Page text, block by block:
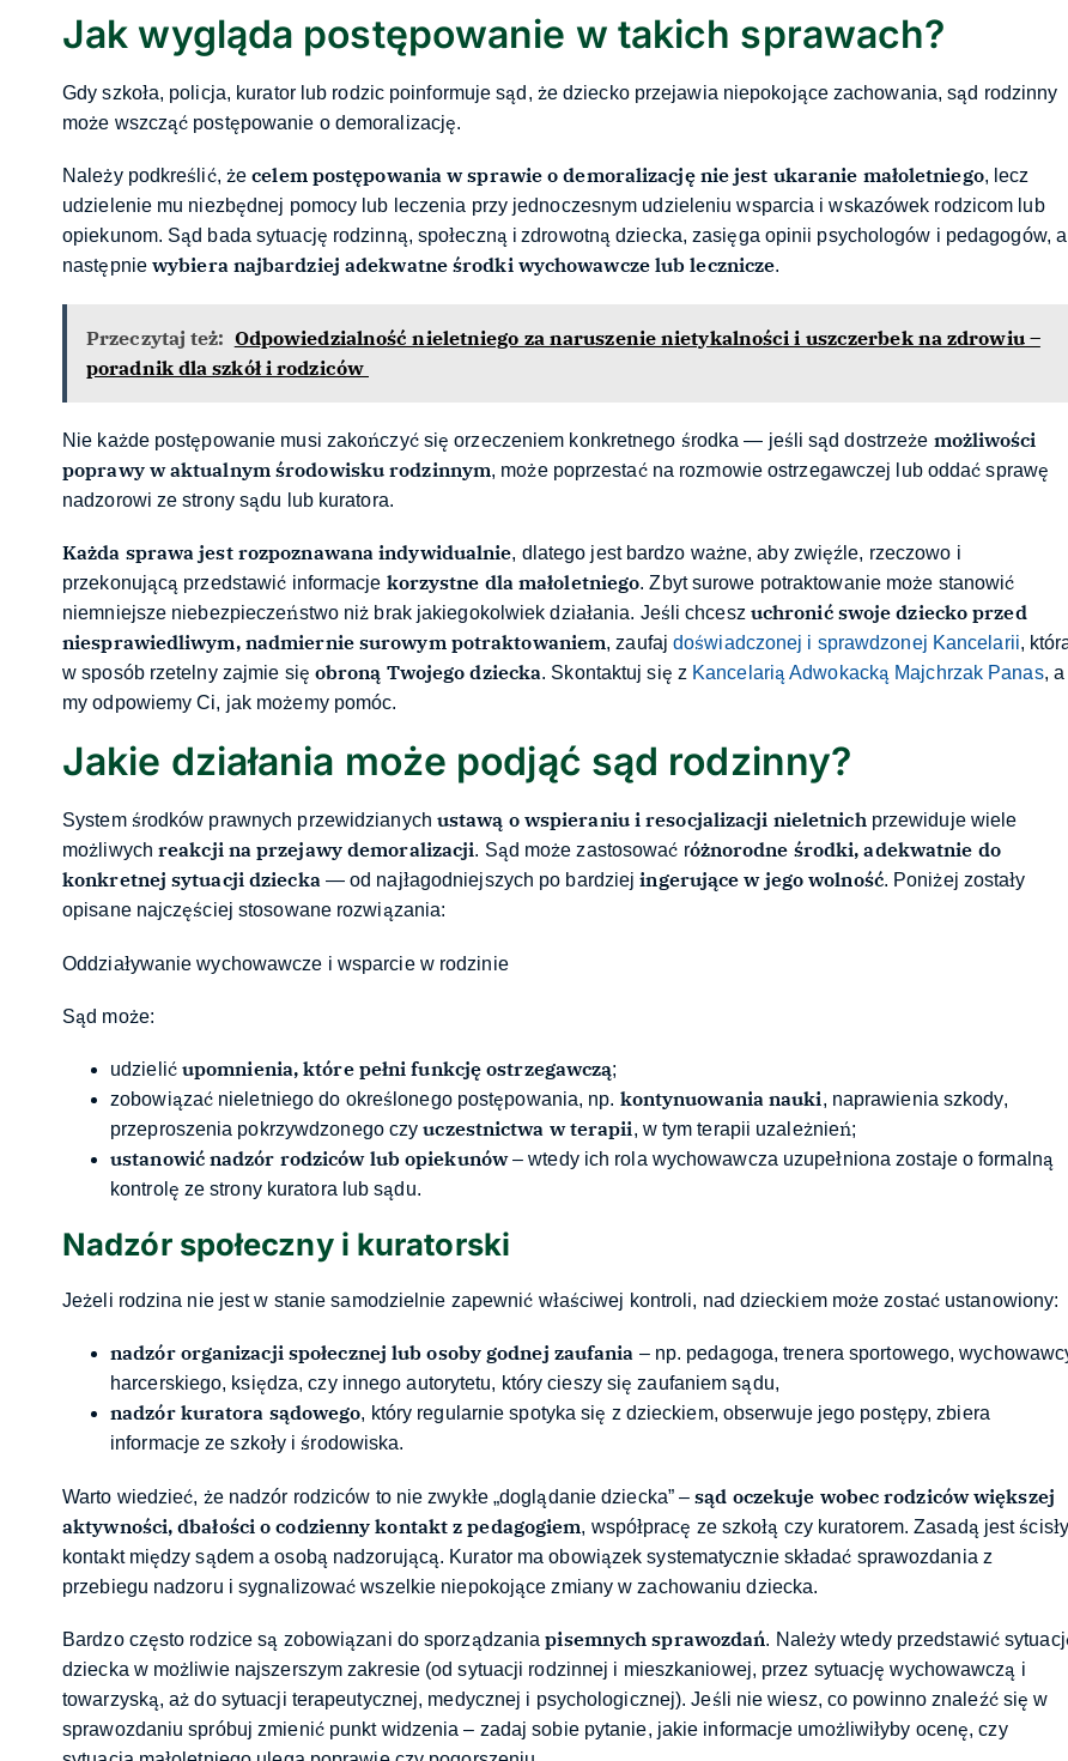
Jak wygląda postępowanie w takich sprawach?
Gdy szkoła, policja, kurator lub rodzic poinformuje sąd, że dziecko przejawia niepokojące zachowania, sąd rodzinny
może wszcząć postępowanie o demoralizację.
Należy podkreślić, żecelem postępowania w sprawie o demoralizację nie jest ukaranie małoletniego, lecz
udzielenie mu niezbędnej pomocy lub leczenia przy jednoczesnym udzieleniu wsparcia i wskazówek rodzicom lub
opiekunom. Sąd bada sytuację rodzinną, społeczną i zdrowotną dziecka, zasięga opinii psychologów i pedagogów, a
następnie wybiera najbardziej adekwatne środki wychowawcze lub lecznicze.
Przeczytaj też: Odpowiedzialność nieletniego za naruszenie nietykalności i uszczerbek na zdrowiu –
poradnik dla szkół i rodziców
Nie każde postępowanie musi zakończyć się orzeczeniem konkretnego środka — jeśli sąd dostrzeże możliwości
poprawy w aktualnym środowisku rodzinnym, może poprzestać na rozmowie ostrzegawczej lub oddać sprawę
nadzorowi ze strony sądu lub kuratora.
Każda sprawa jest rozpoznawana indywidualnie, dlatego jest bardzo ważne, aby zwięźle, rzeczowo i
przekonującą przedstawić informacje korzystne dla małoletniego. Zbyt surowe potraktowanie może stanowić
niemniejsze niebezpieczeństwo niż brak jakiegokolwiek działania. Jeśli chcesz uchronić swoje dziecko przed
niesprawiedliwym, nadmiernie surowym potraktowaniem, zaufajdoświadczonej i sprawdzonej Kancelarii,
w sposób rzetelny zajmie się obroną Twojego dziecka. Skontaktuj się z Kancelarią Adwokacką Majchrzak Panas, a
my odpowiemy Ci, jak możemy pomóc.
Jakie działania może podjąć sąd rodzinny?
System środków prawnych przewidzianych ustawą o wspieraniu i resocjalizacji nieletnich przewiduje wiele
możliwych reakcji na przejawy demoralizacji. Sąd może zastosować różnorodne środki, adekwatnie do
konkretnej sytuacji dziecka — od najłagodniejszych po bardziejingerujące w jego wolność. Poniżej zostały
opisane najczęściej stosowane rozwiązania:
Oddziaływanie wychowawcze i wsparcie w rodzinie
Sąd może:
udzielić upomnienia, które pełni funkcję ostrzegawczą;
zobowiązać nieletniego do określonego postępowania, np. kontynuowania nauki, naprawienia szkody,
przeproszenia pokrzywdzonego czyuczestnictwa w terapii, w tym terapii uzależnień;
ustanowić nadzór rodziców lub opiekunów– wtedy ich rola wychowawcza uzupełniona zostaje o formalną
kontrolę ze strony kuratora lub sądu.
Nadzór społeczny i kuratorski
Jeżeli rodzina nie jest w stanie samodzielnie zapewnić właściwej kontroli, nad dzieckiem może zostać ustanowiony:
nadzór organizacji społecznej lub osoby godnej zaufania – np. pedagoga, trenera sportowego,
harcerskiego, księdza, czy innego autorytetu, który cieszy się zaufaniem sądu,
nadzór kuratora sądowego, który regularnie spotyka się z dzieckiem, obserwuje jego postępy, zbiera
informacje ze szkoły i środowiska.
Warto wiedzieć, że nadzór rodziców to nie zwykłe „doglądanie dziecka” –sąd oczekuje wobec rodziców większej
aktywności, dbałości o codzienny kontakt z pedagogiem, współpracę ze szkołą czy kuratorem. Zasadą jest ścisły
kontakt między sądem a osobą nadzorującą. Kurator ma obowiązek systematycznie składać sprawozdania z
przebiegu nadzoru i sygnalizować wszelkie niepokojące zmiany w zachowaniu dziecka.
Bardzo często rodzice są zobowiązani do sporządzaniapisemnych sprawozdań. Należy wtedy przedstawić
dziecka w możliwie najszerszym zakresie (od sytuacji rodzinnej i mieszkaniowej, przez sytuację wychowawczą i
towarzyską, aż do sytuacji terapeutycznej, medycznej i psychologicznej). Jeśli nie wiesz, co powinno znaleźć się w
sprawozdaniu spróbuj zmienić punkt widzenia – zadaj sobie pytanie, jakie informacje umożliwiłyby ocenę, czy